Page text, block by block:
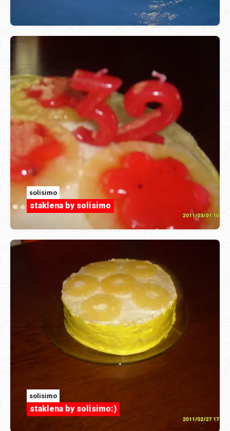
solisimo
staklena by solisimo
solisimo
staklena by solisimo:)